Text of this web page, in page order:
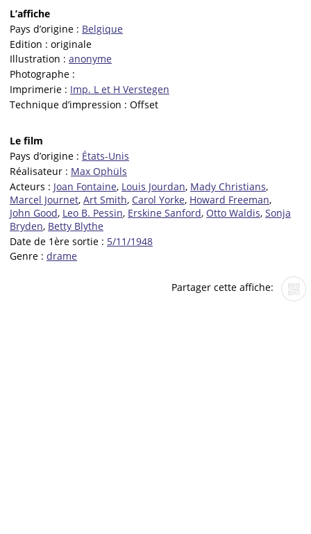
L’affiche
Pays d’origine : Belgique
Edition : originale
Illustration : anonyme
Photographe :
Imprimerie : Imp. L et H Verstegen
Technique d’impression : Offset
Le film
Pays d’origine : États-Unis
Réalisateur : Max Ophüls
Acteurs : Joan Fontaine, Louis Jourdan, Mady Christians,
Marcel Journet, Art Smith, Carol Yorke, Howard Freeman,
John Good, Leo B. Pessin, Erskine Sanford, Otto Waldis, Sonja
Bryden, Betty Blythe
Date de 1ère sortie : 5/11/1948
Genre : drame
Partager cette affiche: